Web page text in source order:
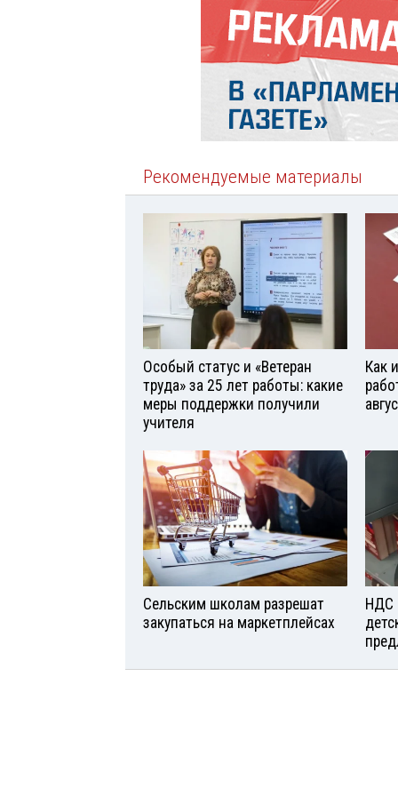
Рекомендуемые материалы
Особый статус и «Ветеран
труда» за 25 лет работы: какие
меры поддержки получили
учителя
Как
Сельским школам разрешат
закупаться на маркетплейсах
НДС